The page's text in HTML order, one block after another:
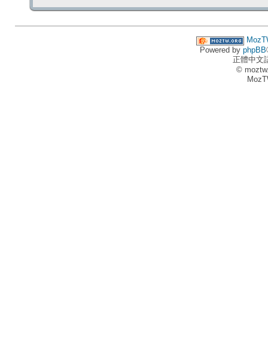
Powered by phpBB
正體中文
©